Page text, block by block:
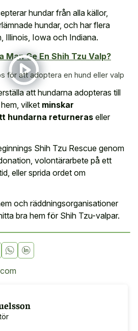
hundar från alla källor,
hundar, och har flera
Illinois, Iowa och Indiana.
Man Ge En Shih Tzu Valp?
för att adoptera en hund eller valp
att hundarna adopteras till
vilket minskar
hundarna returneras eller
Shih Tzu Rescue genom
volontärarbete på ett
eller sprida ordet om
och räddningsorganisationer
bra hem för Shih Tzu-valpar.